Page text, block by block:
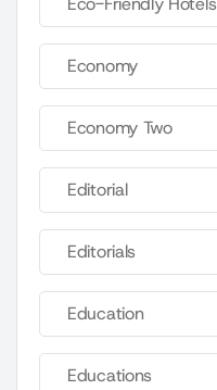
Economy
Economy Two
Editorial
Editorials
Education
Educations